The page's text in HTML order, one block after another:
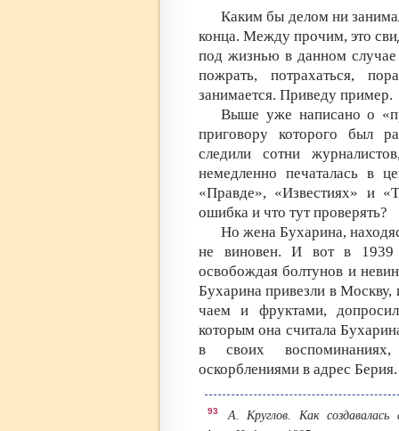
Каким бы делом ни
конца. Между прочим, это
под жизнью в данном
пожрать, потрахаться,
занимается. Приведу пример.
Выше уже написано о
приговору которого был
следили сотни
немедленно печаталась в
«Правде», «Известиях» и
ошибка и что тут проверять?
Но жена Бухарина,
не виновен. И вот в 1939
освобождая болтунов и
Бухарина привезли в Москву,
чаем и фруктами,
которым она считала
в своих
оскорблениями в адрес Берия.
93
А. Круглов. Как